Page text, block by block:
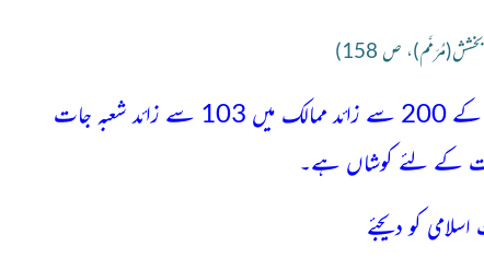
ص 158)
تبلیغِ قراٰن و سنّت کی عالمگیر غیر سیاسی تحریک دعوتِ اسلامی دنیا کے 200 سے زائد ممالک میں 103 سے زائد شعبہ جات
کے لئے کوشاں ہے۔
کو دیجئے